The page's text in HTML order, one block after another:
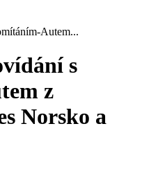
Autem...
s
z
Norsko a